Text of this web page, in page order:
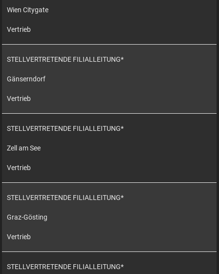
Wien Citygate
Vertrieb
STELLVERTRETENDE FILIALLEITUNG*
Gänserndorf
Vertrieb
STELLVERTRETENDE FILIALLEITUNG*
Zell am See
Vertrieb
STELLVERTRETENDE FILIALLEITUNG*
Graz-Gösting
Vertrieb
STELLVERTRETENDE FILIALLEITUNG*